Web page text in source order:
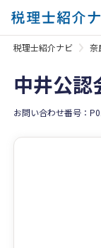
税理士紹介ナビ 奈
中井公認
お問い合わせ番号：